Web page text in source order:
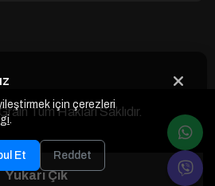
Tüm Hakları Saklıdır.
Yukarı Çık
için çerezleri
.
Et Reddet